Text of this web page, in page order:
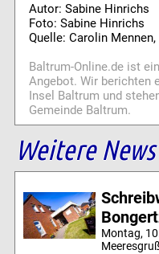
Autor: Sabine Hinrichs
Foto: Sabine Hinrichs
Quelle: Carolin
Baltrum-Online.de ist
Angebot. Wir berichten
Insel Baltrum und
Gemeinde Baltrum.
Weitere News
Montag,